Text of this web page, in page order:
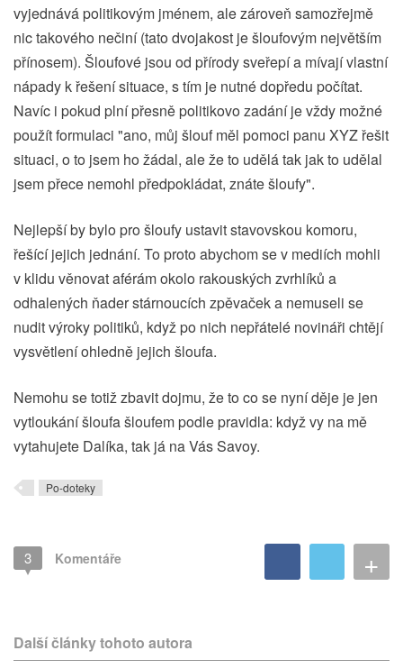
vyjednává politikovým jménem, ale zároveň samozřejmě
nic takového nečiní (tato dvojakost je šloufovým největším
přínosem). Šloufové jsou od přírody sveřepí a mívají vlastní
nápady k řešení situace, s tím je nutné dopředu počítat.
Navíc i pokud plní přesně politikovo zadání je vždy možné
použít formulaci "ano, můj šlouf měl pomoci panu XYZ řešit
situaci, o to jsem ho žádal, ale že to udělá tak jak to udělal
jsem přece nemohl předpokládat, znáte šloufy".
Nejlepší by bylo pro šloufy ustavit stavovskou komoru,
řešící jejich jednání. To proto abychom se v mediích mohli
v klidu věnovat aférám okolo rakouských zvrhlíků a
odhalených ňader stárnoucích zpěvaček a nemuseli se
nudit výroky politiků, když po nich nepřátelé novináři chtějí
vysvětlení ohledně jejich šloufa.
Nemohu se totiž zbavit dojmu, že to co se nyní děje je jen
vytloukání šloufa šloufem podle pravidla: když vy na mě
vytahujete Dalíka, tak já na Vás Savoy.
Po-doteky
3 Komentáře +
Další články tohoto autora